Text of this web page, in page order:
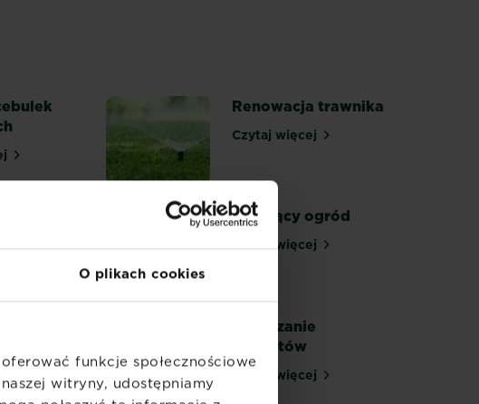
O plikach cookies
funkcje społecznościowe
witryny, udostępniamy
cebulek kwiatowych
Renowacja trawnika
Czytaj więcejRenowacja trawnika
Kwitnący ogród
Czytaj więcejKwitnący ogród
roślin domowych
Zwalczanie
chwastów
Czytaj więcejZwalczanie chwastów